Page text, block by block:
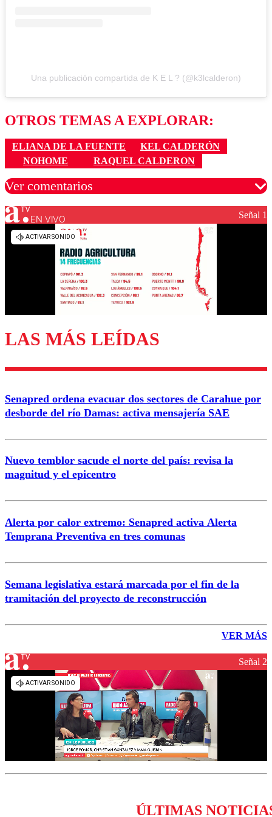
Una publicación compartida de K E L ? (@k3lcalderon)
OTROS TEMAS A EXPLORAR:
ELIANA DE LA FUENTE
KEL CALDERÓN
NOHOME
RAQUEL CALDERON
Ver comentarios
Los comentarios son moderados para garantizar un
Enviar comentario
EN VIVO Señal 1
LAS MÁS LEÍDAS
Senapred ordena evacuar dos sectores de Carahue por
desborde del río Damas: activa mensajería SAE
Nuevo temblor sacude el norte del país: revisa la
magnitud y el epicentro
Alerta por calor extremo: Senapred activa Alerta
Temprana Preventiva en tres comunas
Semana legislativa estará marcada por el fin de la
tramitación del proyecto de reconstrucción
VER MÁS
Señal 2
ÚLTIMAS